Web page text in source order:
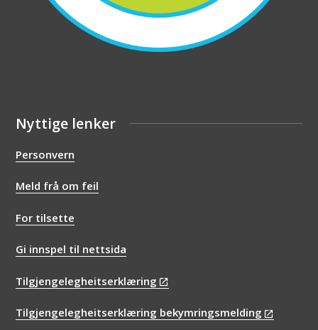
Nyttige lenker
Personvern
Meld frå om feil
For tilsette
Gi innspel til nettsida
Tilgjengelegheitserklæring
Tilgjengelegheitserklæring bekymringsmelding